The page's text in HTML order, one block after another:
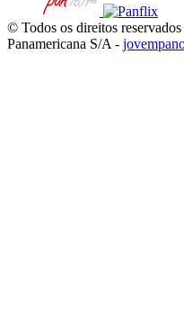
© Todos os direitos
Panamericana S/A -